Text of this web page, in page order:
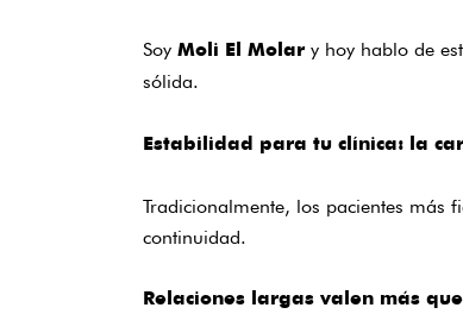
Soy Moli El Molary hoy hablo de
sólida.
Estabilidad para tu clínica: la
Tradicionalmente, los pacientes más
continuidad.
Relaciones largas valen más